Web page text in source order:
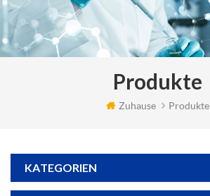
Produkte
Zuhause Produkte
KATEGORIEN